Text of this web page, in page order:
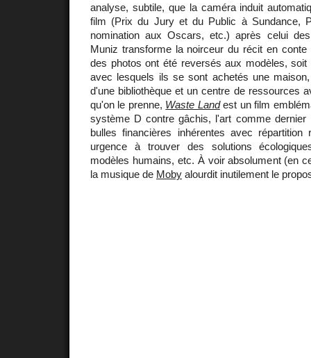
analyse, subtile, que la caméra induit
film (Prix du Jury et du Public à Sundance,
nomination aux Oscars, etc.) après celui
Muniz transforme la noirceur du récit en
des photos ont été reversés aux modèles,
avec lesquels ils se sont achetés une
d'une bibliothèque et un centre de ressources
qu'on le prenne, Waste Landest un film
système D contre gâchis, l'art comme dernier
bulles financières inhérentes avec répartition
urgence à trouver des solutions
modèles humains, etc. À voir absolument (en
la musique de Moby alourdit inutilement le